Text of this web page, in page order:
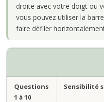
droite avec votre doigt ou
vous pouvez utiliser la
faire défiler
Questions
1 à 10
Sensibilité